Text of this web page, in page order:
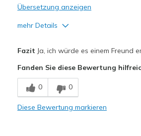
Übersetzung anzeigen
mehr Details
Geeignete Verwendung
Casual Wear
Fazit Ja, ich würde es einem Freund
Fanden Sie diese Bewertung
0 0
Diese Bewertung markieren